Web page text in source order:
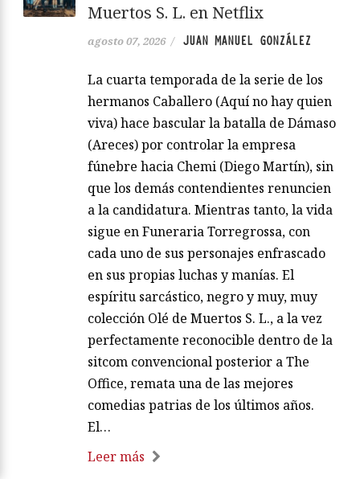
Muertos S. L. en Netflix
agosto 07, 2026 / JUAN MANUEL GONZÁLEZ
La cuarta temporada de la serie de los
hermanos Caballero (Aquí no hay quien
viva) hace bascular la batalla de Dámaso
(Areces) por controlar la empresa
fúnebre hacia Chemi (Diego Martín), sin
que los demás contendientes renuncien
a la candidatura. Mientras tanto, la vida
sigue en Funeraria Torregrossa, con
cada uno de sus personajes enfrascado
en sus propias luchas y manías. El
espíritu sarcástico, negro y muy, muy
colección Olé de Muertos S. L., a la vez
perfectamente reconocible dentro de la
sitcom convencional posterior a The
Office, remata una de las mejores
comedias patrias de los últimos años.
El…
Leer más